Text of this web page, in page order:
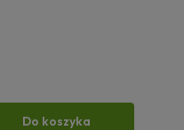
Do koszyka